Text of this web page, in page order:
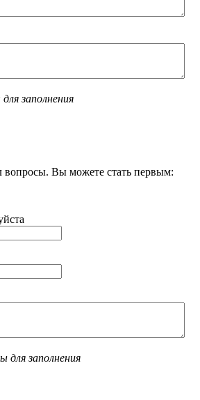
заполнения
вопросы. Вы можете стать первым:
для заполнения